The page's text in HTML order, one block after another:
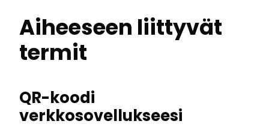
Aiheeseen liittyvät
termit
QR-koodi
verkkosovellukseesi